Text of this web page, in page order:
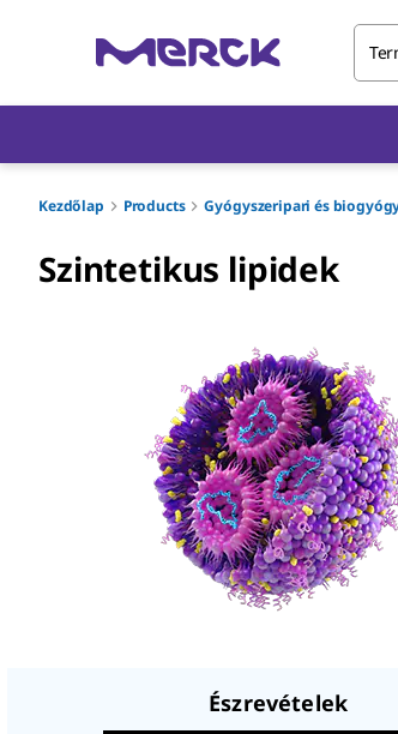
Kezdőlap Products Gyógyszeripari és
Szintetikus lipidek
Észrevételek